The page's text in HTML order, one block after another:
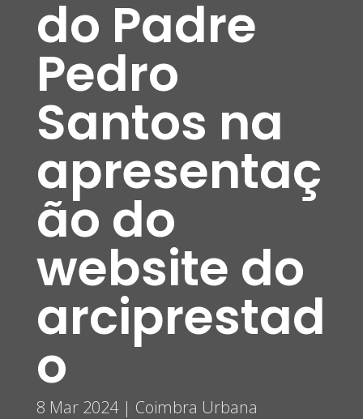
do Padre
Pedro
Santos na
apresentaç
ão do
website do
arciprestad
o
8 Mar 2024| Coimbra Urbana